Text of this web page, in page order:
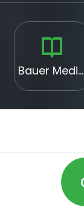
Bauer Media Group